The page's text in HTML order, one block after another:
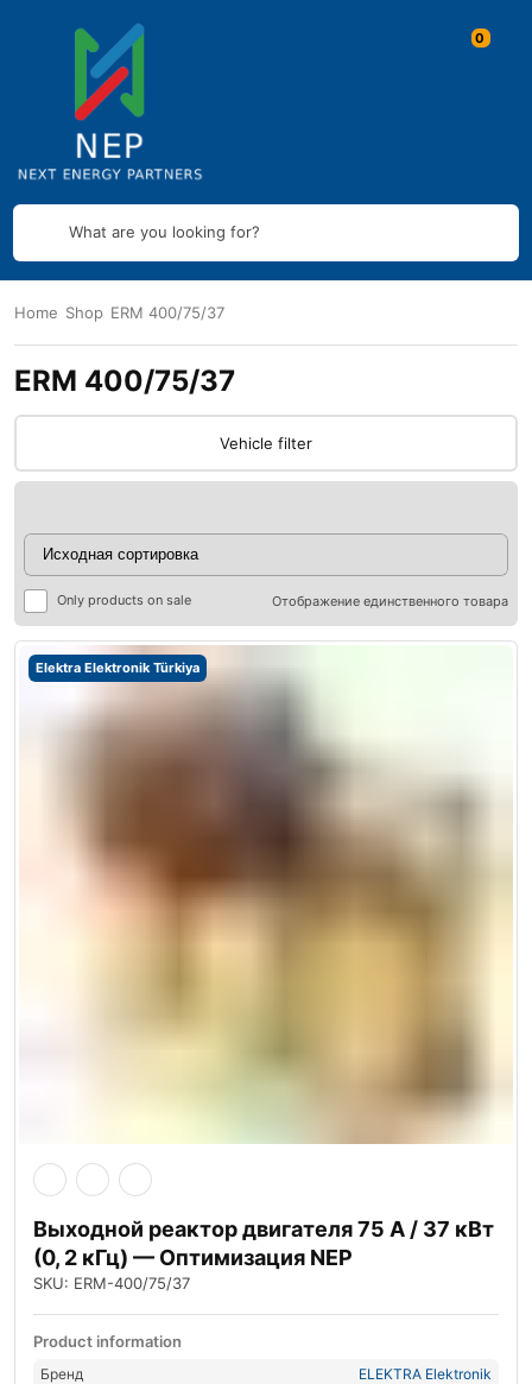
What are you looking for?
Home Shop ERM 400/75/37
ERM 400/75/37
Vehicle filter
Only products on sale Отображение единственного товара
Elektra Elektronik Türkiya
Выходной реактор двигателя 75 А / 37 кВт
(0, 2 кГц) — Оптимизация NEP
SKU: ERM-400/75/37
Product information
Бренд
ELEKTRA Elektronik